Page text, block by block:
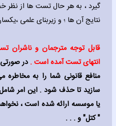
گیرد ، به هر حال تست ها از نظر
نتایج آن ها ؛ و زیربنای علمی
قابل توجه مترجمان و ناشران
انتهای تست آمده است .در
منافع قانونی شما را به مخاطره
سازید تا حذف شود . این امر
یا موسسه ارائه شده است ،
" کتل" و . . .